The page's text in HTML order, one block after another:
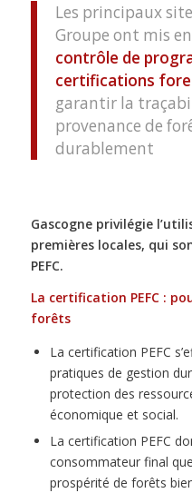
Les principaux
Groupe ont mis
contrôle de
certifications
garantir la
provenance de
durablement
Gascogne privilégie
premières locales, qui
PEFC.
La certification PEFC :
forêts
La certification PEFC
pratiques de gestion
protection des
économique et social.
La certification PEFC
consommateur final
prospérité de forêts